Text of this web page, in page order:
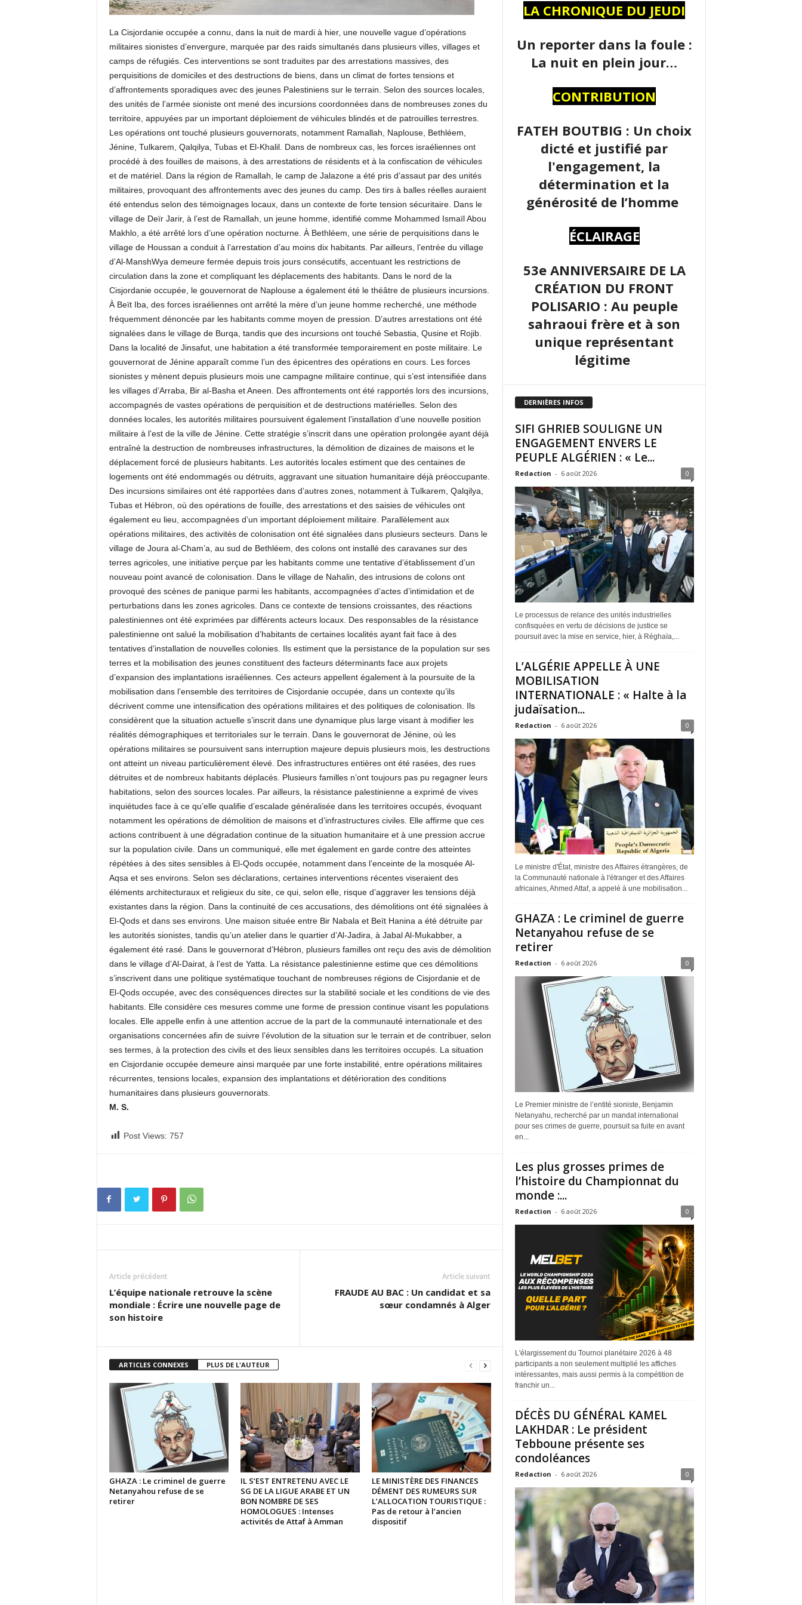
La Cisjordanie occupée a connu, dans la nuit de mardi à hier, une nouvelle vague d’opérations
militaires sionistes d’envergure, marquée par des raids simultanés dans plusieurs villes, villages et
camps de réfugiés. Ces interventions se sont traduites par des arrestations massives, des
perquisitions de domiciles et des destructions de biens, dans un climat de fortes tensions et
d’affrontements sporadiques avec des jeunes Palestiniens sur le terrain. Selon des sources locales,
des unités de l’armée sioniste ont mené des incursions coordonnées dans de nombreuses zones du
territoire, appuyées par un important déploiement de véhicules blindés et de patrouilles terrestres.
Les opérations ont touché plusieurs gouvernorats, notamment Ramallah, Naplouse, Bethléem,
Jénine, Tulkarem, Qalqilya, Tubas et El-Khalil. Dans de nombreux cas, les forces israéliennes ont
procédé à des fouilles de maisons, à des arrestations de résidents et à la confiscation de véhicules
et de matériel. Dans la région de Ramallah, le camp de Jalazone a été pris d’assaut par des unités
militaires, provoquant des affrontements avec des jeunes du camp. Des tirs à balles réelles auraient
été entendus selon des témoignages locaux, dans un contexte de forte tension sécuritaire. Dans le
village de Deïr Jarir, à l’est de Ramallah, un jeune homme, identifié comme Mohammed Ismaïl Abou
Makhlo, a été arrêté lors d’une opération nocturne. À Bethléem, une série de perquisitions dans le
village de Houssan a conduit à l’arrestation d’au moins dix habitants. Par ailleurs, l’entrée du village
d’Al-ManshWya demeure fermée depuis trois jours consécutifs, accentuant les restrictions de
circulation dans la zone et compliquant les déplacements des habitants. Dans le nord de la
Cisjordanie occupée, le gouvernorat de Naplouse a également été le théâtre de plusieurs incursions.
À Beït Iba, des forces israéliennes ont arrêté la mère d’un jeune homme recherché, une méthode
fréquemment dénoncée par les habitants comme moyen de pression. D’autres arrestations ont été
signalées dans le village de Burqa, tandis que des incursions ont touché Sebastia, Qusine et Rojib.
Dans la localité de Jinsafut, une habitation a été transformée temporairement en poste militaire. Le
gouvernorat de Jénine apparaît comme l’un des épicentres des opérations en cours. Les forces
sionistes y mènent depuis plusieurs mois une campagne militaire continue, qui s’est intensifiée dans
les villages d’Arraba, Bir al-Basha et Aneen. Des affrontements ont été rapportés lors des incursions,
accompagnés de vastes opérations de perquisition et de destructions matérielles. Selon des
données locales, les autorités militaires poursuivent également l’installation d’une nouvelle position
militaire à l’est de la ville de Jénine. Cette stratégie s’inscrit dans une opération prolongée ayant déjà
entraîné la destruction de nombreuses infrastructures, la démolition de dizaines de maisons et le
déplacement forcé de plusieurs habitants. Les autorités locales estiment que des centaines de
logements ont été endommagés ou détruits, aggravant une situation humanitaire déjà préoccupante.
Des incursions similaires ont été rapportées dans d’autres zones, notamment à Tulkarem, Qalqilya,
Tubas et Hébron, où des opérations de fouille, des arrestations et des saisies de véhicules ont
également eu lieu, accompagnées d’un important déploiement militaire. Parallèlement aux
opérations militaires, des activités de colonisation ont été signalées dans plusieurs secteurs. Dans le
village de Joura al-Cham’a, au sud de Bethléem, des colons ont installé des caravanes sur des
terres agricoles, une initiative perçue par les habitants comme une tentative d’établissement d’un
nouveau point avancé de colonisation. Dans le village de Nahalin, des intrusions de colons ont
provoqué des scènes de panique parmi les habitants, accompagnées d’actes d’intimidation et de
perturbations dans les zones agricoles. Dans ce contexte de tensions croissantes, des réactions
palestiniennes ont été exprimées par différents acteurs locaux. Des responsables de la résistance
palestinienne ont salué la mobilisation d’habitants de certaines localités ayant fait face à des
tentatives d’installation de nouvelles colonies. Ils estiment que la persistance de la population sur ses
terres et la mobilisation des jeunes constituent des facteurs déterminants face aux projets
d’expansion des implantations israéliennes. Ces acteurs appellent également à la poursuite de la
mobilisation dans l’ensemble des territoires de Cisjordanie occupée, dans un contexte qu’ils
décrivent comme une intensification des opérations militaires et des politiques de colonisation. Ils
considèrent que la situation actuelle s’inscrit dans une dynamique plus large visant à modifier les
réalités démographiques et territoriales sur le terrain. Dans le gouvernorat de Jénine, où les
opérations militaires se poursuivent sans interruption majeure depuis plusieurs mois, les destructions
ont atteint un niveau particulièrement élevé. Des infrastructures entières ont été rasées, des rues
détruites et de nombreux habitants déplacés. Plusieurs familles n’ont toujours pas pu regagner leurs
habitations, selon des sources locales. Par ailleurs, la résistance palestinienne a exprimé de vives
inquiétudes face à ce qu’elle qualifie d’escalade généralisée dans les territoires occupés, évoquant
notamment les opérations de démolition de maisons et d’infrastructures civiles. Elle affirme que ces
actions contribuent à une dégradation continue de la situation humanitaire et à une pression accrue
sur la population civile. Dans un communiqué, elle met également en garde contre des atteintes
répétées à des sites sensibles à El-Qods occupée, notamment dans l’enceinte de la mosquée Al-
Aqsa et ses environs. Selon ses déclarations, certaines interventions récentes viseraient des
éléments architecturaux et religieux du site, ce qui, selon elle, risque d’aggraver les tensions déjà
existantes dans la région. Dans la continuité de ces accusations, des démolitions ont été signalées à
El-Qods et dans ses environs. Une maison située entre Bir Nabala et Beït Hanina a été détruite par
les autorités sionistes, tandis qu’un atelier dans le quartier d’Al-Jadira, à Jabal Al-Mukabber, a
également été rasé. Dans le gouvernorat d’Hébron, plusieurs familles ont reçu des avis de démolition
dans le village d’Al-Dairat, à l’est de Yatta. La résistance palestinienne estime que ces démolitions
s’inscrivent dans une politique systématique touchant de nombreuses régions de Cisjordanie et de
El-Qods occupée, avec des conséquences directes sur la stabilité sociale et les conditions de vie des
habitants. Elle considère ces mesures comme une forme de pression continue visant les populations
locales. Elle appelle enfin à une attention accrue de la part de la communauté internationale et des
organisations concernées afin de suivre l’évolution de la situation sur le terrain et de contribuer, selon
ses termes, à la protection des civils et des lieux sensibles dans les territoires occupés. La situation
en Cisjordanie occupée demeure ainsi marquée par une forte instabilité, entre opérations militaires
récurrentes, tensions locales, expansion des implantations et détérioration des conditions
humanitaires dans plusieurs gouvernorats.
M. S.
Post Views: 757
Article précédent
L’équipe nationale retrouve la scène
mondiale : Écrire une nouvelle page de
son histoire
Article suivant
FRAUDE AU BAC : Un candidat et sa
sœur condamnés à Alger
ARTICLES CONNEXES PLUS DE L'AUTEUR
GHAZA : Le criminel de guerre
Netanyahou refuse de se
retirer
IL S’EST ENTRETENU AVEC LE
SG DE LA LIGUE ARABE ET UN
BON NOMBRE DE SES
HOMOLOGUES : Intenses
activités de Attaf à Amman
LE MINISTÈRE DES FINANCES
DÉMENT DES RUMEURS SUR
L’ALLOCATION TOURISTIQUE :
Pas de retour à l’ancien
dispositif
LA CHRONIQUE DU JEUDI
Un reporter dans la foule :
La nuit en plein jour…
CONTRIBUTION
FATEH BOUTBIG : Un choix
dicté et justifié par
l'engagement, la
détermination et la
générosité de l’homme
ÉCLAIRAGE
53e ANNIVERSAIRE DE LA
CRÉATION DU FRONT
POLISARIO : Au peuple
sahraoui frère et à son
unique représentant
légitime
DERNIÈRES INFOS
SIFI GHRIEB SOULIGNE UN
ENGAGEMENT ENVERS LE
PEUPLE ALGÉRIEN : « Le...
Redaction - 6 août 2026 0
Le processus de relance des unités industrielles
confisquées en vertu de décisions de justice se
poursuit avec la mise en service, hier, à Réghaïa,...
L’ALGÉRIE APPELLE À UNE
MOBILISATION
INTERNATIONALE : « Halte à la
judaïsation...
Redaction - 6 août 2026 0
Le ministre d'État, ministre des Affaires étrangères, de
la Communauté nationale à l'étranger et des Affaires
africaines, Ahmed Attaf, a appelé à une mobilisation...
GHAZA : Le criminel de guerre
Netanyahou refuse de se
retirer
Redaction - 6 août 2026 0
Le Premier ministre de l’entité sioniste, Benjamin
Netanyahu, recherché par un mandat international
pour ses crimes de guerre, poursuit sa fuite en avant
en...
Les plus grosses primes de
l’histoire du Championnat du
monde :...
Redaction - 6 août 2026 0
L'élargissement du Tournoi planétaire 2026 à 48
participants a non seulement multiplié les affiches
intéressantes, mais aussi permis à la compétition de
franchir un...
DÉCÈS DU GÉNÉRAL KAMEL
LAKHDAR : Le président
Tebboune présente ses
condoléances
Redaction - 6 août 2026 0